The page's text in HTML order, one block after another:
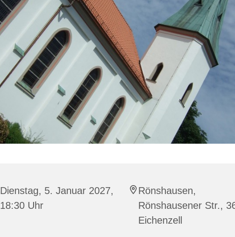
Dienstag, 5. Januar 2027,
18:30 Uhr
Rönshausen,
Rönshausener Str.,
Eichenzell